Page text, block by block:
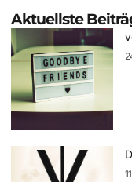
Aktuellste